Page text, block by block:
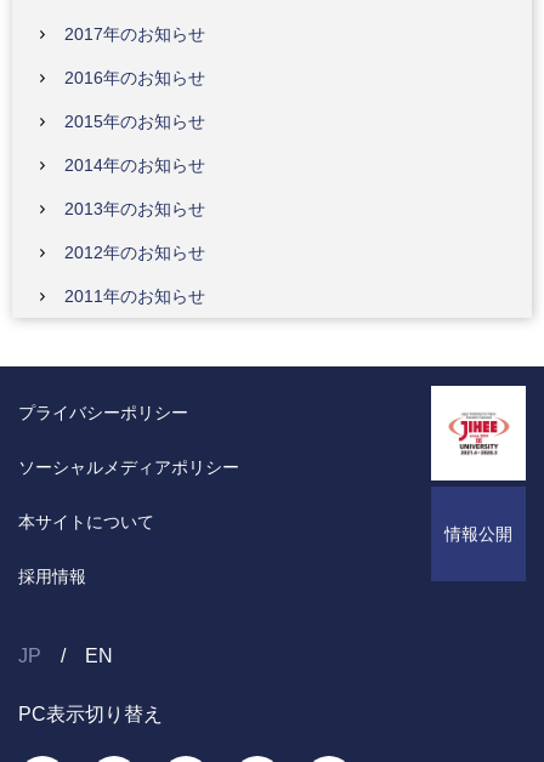
2017年のお知らせ
2016年のお知らせ
2015年のお知らせ
2014年のお知らせ
2013年のお知らせ
2012年のお知らせ
2011年のお知らせ
情報公開
プライバシーポリシー
ソーシャルメディアポリシー
本サイトについて
採用情報
JP EN
PC表示切り替え